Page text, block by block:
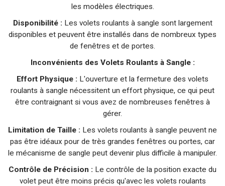
les modèles électriques.
Disponibilité : Les volets roulants à sangle sont largement
disponibles et peuvent être installés dans de nombreux types
de fenêtres et de portes.
Inconvénients des Volets Roulants à Sangle :
Effort Physique : L'ouverture et la fermeture des volets
roulants à sangle nécessitent un effort physique, ce qui peut
être contraignant si vous avez de nombreuses fenêtres à
gérer.
Limitation de Taille : Les volets roulants à sangle peuvent ne
pas être idéaux pour de très grandes fenêtres ou portes, car
le mécanisme de sangle peut devenir plus difficile à manipuler.
Contrôle de Précision : Le contrôle de la position exacte du
volet peut être moins précis qu'avec les volets roulants